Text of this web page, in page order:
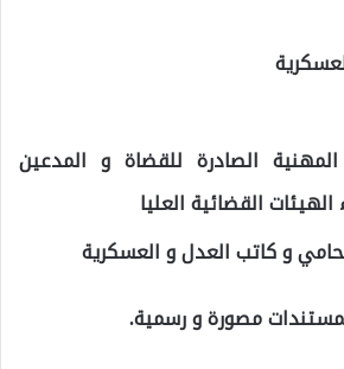
الصادرة للقضاة و المدعين
القضائية العليا
و كاتب العدل و العسكرية
مصورة و رسمية.